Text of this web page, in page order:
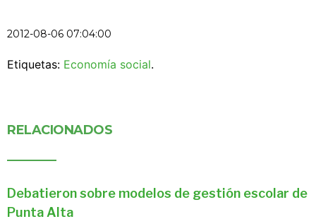
2012-08-06 07:04:00
Etiquetas: Economía social.
RELACIONADOS
Debatieron sobre modelos de gestión escolar de
Punta Alta